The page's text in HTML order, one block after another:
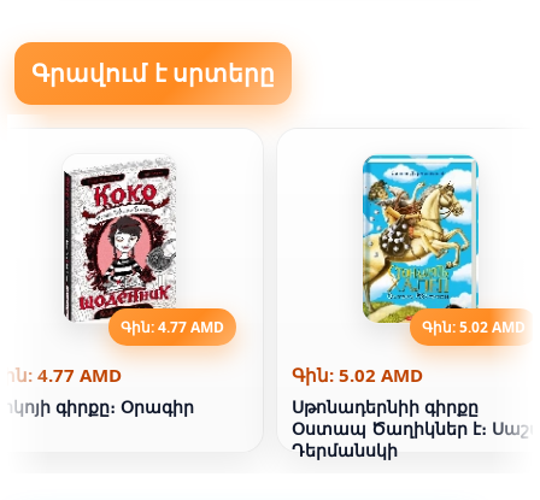
Գրավում է սրտերը
Գին: 4.77 AMD
4.77 AMD
գիրքը։ Օրագիր
Գին: 5.02 AMD
Գին: 5.02 AMD
Սթոնադերնիի գիրքը
Օստապ Ծաղիկներ է։
Դերմանսկի